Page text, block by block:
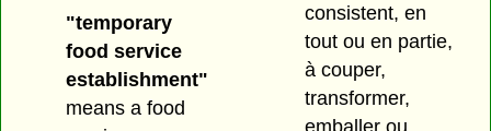
"temporary
food service
establishment"
means a food
consistent, en
tout ou en partie,
à couper,
transformer,
emballer ou